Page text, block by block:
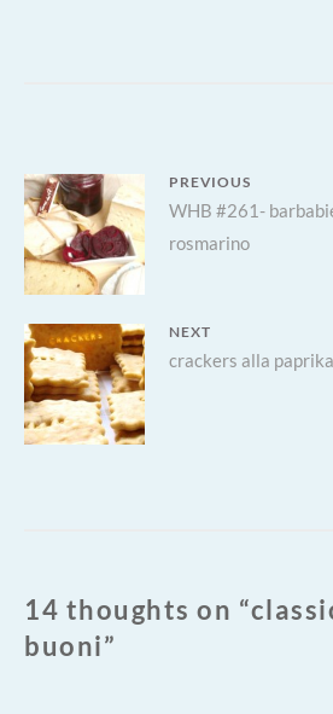
Navigazione
articoli
PREVIOUS
Previous
post:
WHB #261-
rosmarino
NEXT
Next
post:
crackers alla
14 thoughts on “
buoni”